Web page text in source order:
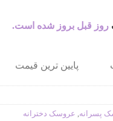
روز قبل بروز شده است.
پایین ترین قیمت
پسرانه عروسک دخترانه